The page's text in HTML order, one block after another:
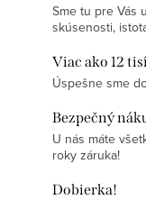
Sme tu pre Vás
skúsenosti,
Viac ako 12
Úspešne sme
Bezpečný
U nás máte
roky záruka!
Dobierka!